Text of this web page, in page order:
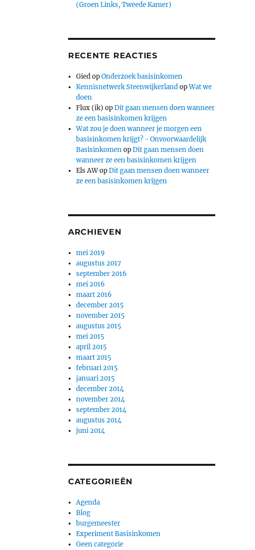
(Groen Links, Tweede Kamer)
RECENTE REACTIES
GiedopOnderzoek basisinkomen
Kennisnetwerk SteenwijkerlandopWat we
doen
Flux (ik) opDit gaan mensen doen wanneer
ze een basisinkomen krijgen
Wat zou je doen wanneer je morgen een
basisinkomen krijgt? - Onvoorwaardelijk
BasisinkomenopDit gaan mensen doen
wanneer ze een basisinkomen krijgen
Els AWopDit gaan mensen doen wanneer
ze een basisinkomen krijgen
ARCHIEVEN
mei 2019
augustus 2017
september 2016
mei 2016
maart 2016
december 2015
november 2015
augustus 2015
mei 2015
april 2015
maart 2015
februari 2015
januari 2015
december 2014
november 2014
september 2014
augustus 2014
juni 2014
CATEGORIEËN
Agenda
Blog
burgemeester
Experiment Basisinkomen
Geen categorie